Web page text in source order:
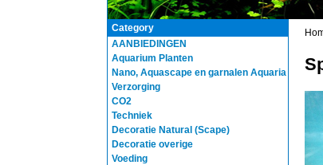
Category
AANBIEDINGEN
Aquarium Planten
Nano, Aquascape en garnalen Aquaria
Verzorging
CO2
Techniek
Decoratie Natural (Scape)
Decoratie overige
Voeding